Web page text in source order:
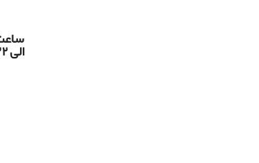
الی ۲۲ همه روزه